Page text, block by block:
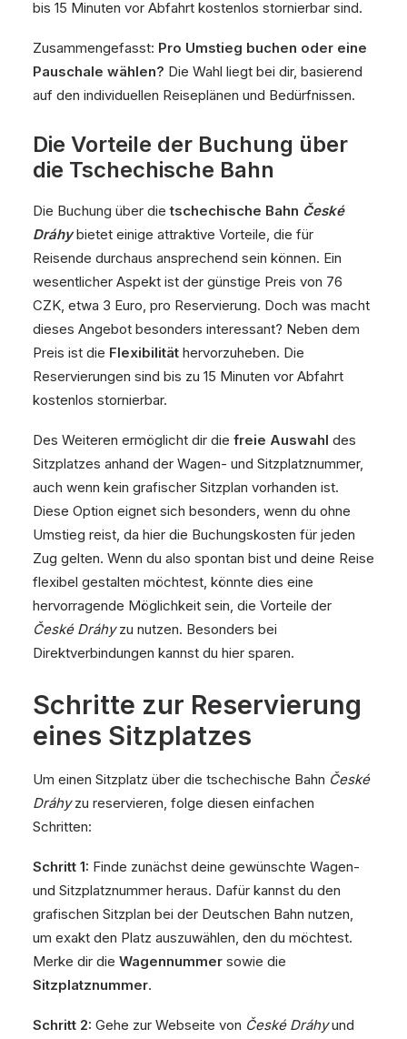
bis 15 Minuten vor Abfahrt kostenlos stornierbar sind.
Zusammengefasst: Pro Umstieg buchen oder eine
Pauschale wählen? Die Wahl liegt bei dir, basierend
auf den individuellen Reiseplänen und Bedürfnissen.
Die Vorteile der Buchung über
die Tschechische Bahn
Die Buchung über dietschechische Bahn České
Dráhybietet einige attraktive Vorteile, die für
Reisende durchaus ansprechend sein können. Ein
wesentlicher Aspekt ist der günstige Preis von 76
CZK, etwa 3 Euro, pro Reservierung. Doch was macht
dieses Angebot besonders interessant? Neben dem
Preis ist die Flexibilität hervorzuheben. Die
Reservierungen sind bis zu 15 Minuten vor Abfahrt
kostenlos stornierbar.
Des Weiteren ermöglicht dir die freie Auswahl des
Sitzplatzes anhand der Wagen- und Sitzplatznummer,
auch wenn kein grafischer Sitzplan vorhanden ist.
Diese Option eignet sich besonders, wenn du ohne
Umstieg reist, da hier die Buchungskosten für jeden
Zug gelten. Wenn du also spontan bist und deine Reise
flexibel gestalten möchtest, könnte dies eine
hervorragende Möglichkeit sein, die Vorteile der
České Dráhyzu nutzen. Besonders bei
Direktverbindungen kannst du hier sparen.
Schritte zur Reservierung
eines Sitzplatzes
Um einen Sitzplatz über die tschechische Bahn České
Dráhyzu reservieren, folge diesen einfachen
Schritten:
Schritt 1: Finde zunächst deine gewünschte Wagen-
und Sitzplatznummer heraus. Dafür kannst du den
grafischen Sitzplan bei der Deutschen Bahn nutzen,
um exakt den Platz auszuwählen, den du möchtest.
Merke dir die Wagennummer sowie die
Sitzplatznummer.
Schritt 2: Gehe zur Webseite von České Dráhyund